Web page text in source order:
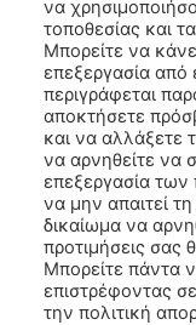
να
τοποθεσίας και
Μπορείτε να
επεξεργασία
περιγράφεται
αποκτήσετε
και να αλλάξετε
να αρνηθείτε να
επεξεργασία
να μην απαιτεί
δικαίωμα να
προτιμήσεις σας
Μπορείτε πάντα
επιστρέφοντας
την πολιτική